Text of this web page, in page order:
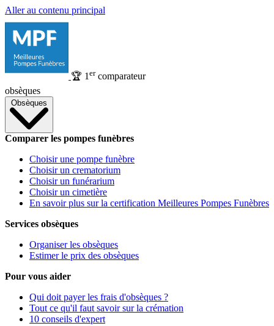
Aller au contenu principal
🏆 1 ercomparateur
obsèques
Obsèques
Comparer les pompes funèbres
Choisir une pompe funèbre
Choisir un crematorium
Choisir un funérarium
Choisir un cimetière
En savoir plus sur la certification Meilleures Pompes Funèbres
Services obsèques
Organiser les obsèques
Estimer le prix des obsèques
Pour vous aider
Qui doit payer les frais d'obsèques ?
Tout ce qu'il faut savoir sur la crémation
10 conseils d'expert